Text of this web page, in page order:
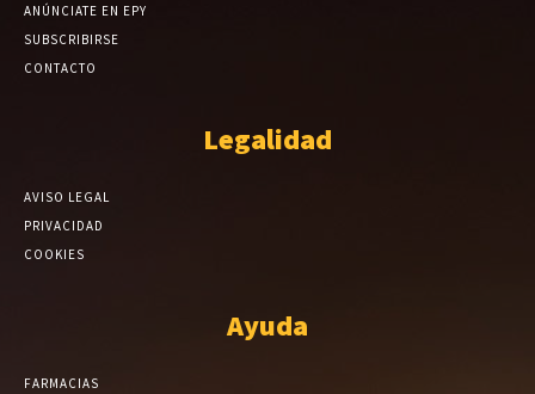
ANÚNCIATE EN EPY
SUBSCRIBIRSE
CONTACTO
Legalidad
AVISO LEGAL
PRIVACIDAD
COOKIES
Ayuda
FARMACIAS